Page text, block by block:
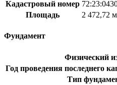
Кадастровый номер
Площадь
2 472,72
Фундамент
Физический
Год проведения последнего
Тип